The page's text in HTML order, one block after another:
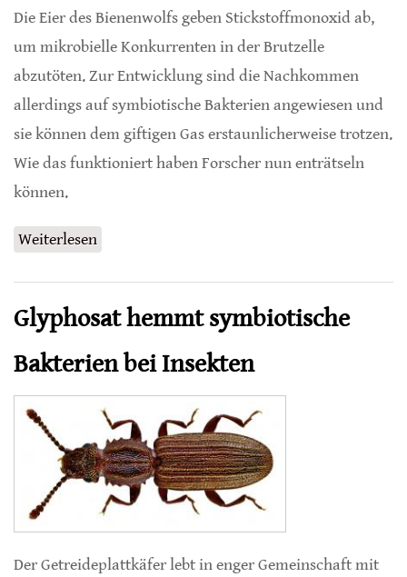
Die Eier des Bienenwolfs geben Stickstoffmonoxid ab,
um mikrobielle Konkurrenten in der Brutzelle
abzutöten. Zur Entwicklung sind die Nachkommen
allerdings auf symbiotische Bakterien angewiesen und
sie können dem giftigen Gas erstaunlicherweise trotzen.
Wie das funktioniert haben Forscher nun enträtseln
können.
Weiterlesen
Glyphosat hemmt symbiotische
Bakterien bei Insekten
Der Getreideplattkäfer lebt in enger Gemeinschaft mit